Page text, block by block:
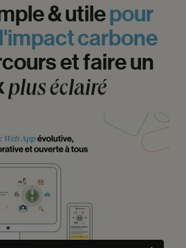
&utilepour
l'impactcarbone
etfaireun
pluséclairé